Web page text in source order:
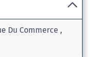
Du Commerce ,